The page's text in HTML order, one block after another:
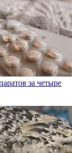
за четыре